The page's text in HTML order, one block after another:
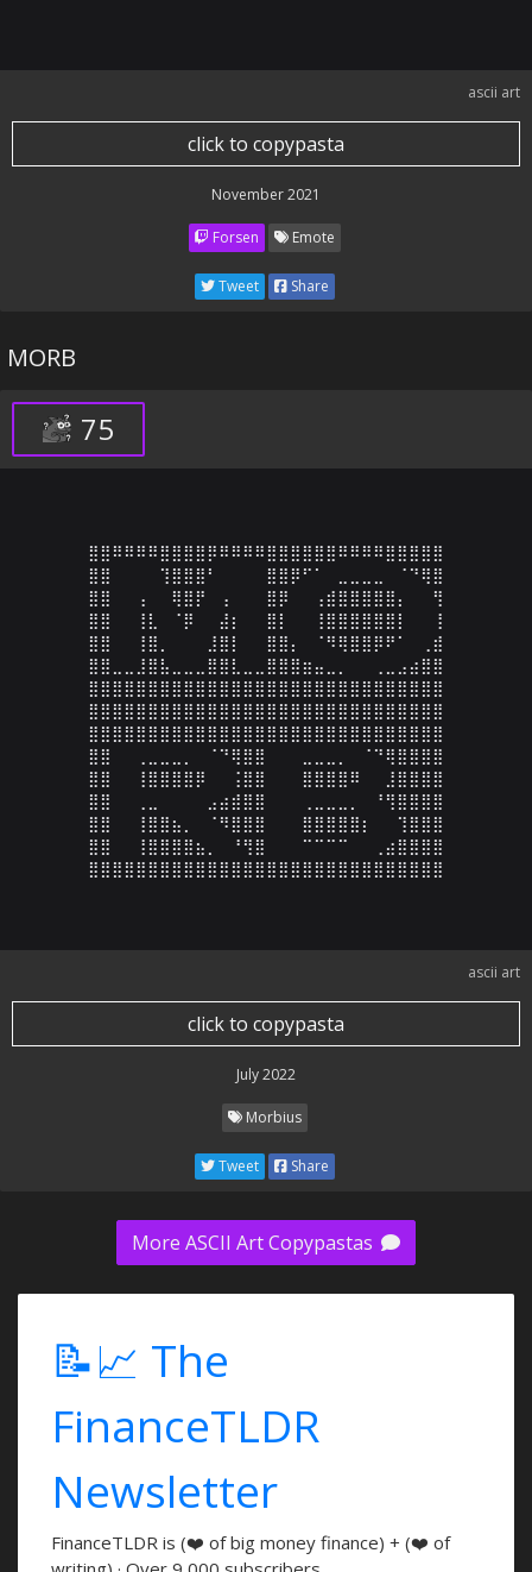
ascii art
click to copypasta
November 2021
Forsen Emote
Tweet Share
MORB
75
⣿⣿⠿⠿⠿⠿⣿⣿⣿⣿⡿⠿⠿⠿⠿⣿⣿⣿⣿⣿⣿⠿⠿⠿⠿⣿⣿⣿⣿⣿
⣿⣿⠀⠀⠀⠀⢹⣿⣿⣿⠃⠀⠀⠀⠀⣿⣿⡿⠋⠁⠀⣀⣀⣀⣀⠀⠈⠙⢿⣿
⣿⣿⠀⠀⢠⠀⠀⢿⣿⡟⠀⢠⠀⠀⠀⣿⡿⠀⠀⢠⣾⣿⣿⣿⣿⣿⡄⠀⠀⢻
⣿⣿⠀⠀⢸⣇⠀⠈⡿⠀⠀⣼⡆⠀⠀⣿⡇⠀⠀⢸⣿⣿⣿⣿⣿⣿⡇⠀⠀⢸
⣿⣿⠀⠀⢸⣿⡀⠀⠀⠀⣸⣿⡇⠀⠀⣿⣿⡄⠀⠈⠻⢿⣿⣿⡿⠟⠁⠀⢀⣾
⣿⣿⣀⣀⣸⣿⣧⣀⣀⣀⣿⣿⣇⣀⣀⣿⣿⣿⣶⣤⣀⡀⠀⠀⢀⣀⣠⣴⣿⣿
⣿⣿⣿⣿⣿⣿⣿⣿⣿⣿⣿⣿⣿⣿⣿⣿⣿⣿⣿⣿⣿⣿⣿⣿⣿⣿⣿⣿⣿⣿
⣿⣿⣿⣿⣿⣿⣿⣿⣿⣿⣿⣿⣿⣿⣿⣿⣿⣿⣿⣿⣿⣿⣿⣿⣿⣿⣿⣿⣿⣿
⣿⣿⣿⣿⣿⣿⣿⣿⣿⣿⣿⣿⣿⣿⣿⣿⣿⣿⣿⣿⣿⣿⣿⣿⣿⣿⣿⣿⣿⣿
⣿⣿⠀⠀⢀⣀⣀⣀⡀⠀⠈⠙⢿⣿⣿⠀⠀⠀⣀⣀⣀⡀⠀⠈⠙⢿⣿⣿⣿⣿
⣿⣿⠀⠀⢸⣿⣿⣿⣿⡿⠀⠀⢨⣿⣿⠀⠀⠀⣿⣿⣿⣿⠿⠀⠀⣸⣿⣿⣿⣿
⣿⣿⠀⠀⢀⣀⠀⠀⠀⠀⣠⣴⣾⣿⣿⠀⠀⠀⢀⣀⣀⣀⡀⠀⠘⢻⣿⣿⣿⣿
⣿⣿⠀⠀⢸⣿⣿⣦⡀⠀⠈⠻⣿⣿⣿⠀⠀⠀⣿⣿⣿⣿⣿⡆⠀⠀⢹⣿⣿⣿
⣿⣿⠀⠀⢸⣿⣿⣿⣿⣦⡀⠀⠘⢻⣿⠀⠀⠀⠉⠉⠉⠉⠀⠀⢀⣴⣿⣿⣿⣿
⣿⣿⣿⣿⣿⣿⣿⣿⣿⣿⣿⣿⣿⣿⣿⣿⣿⣿⣿⣿⣿⣿⣿⣿⣿⣿⣿⣿⣿⣿
ascii art
click to copypasta
July 2022
Morbius
Tweet Share
More ASCII Art Copypastas
📝📈 The
FinanceTLDR
Newsletter
FinanceTLDR is (❤️ of big money finance) + (❤️ of